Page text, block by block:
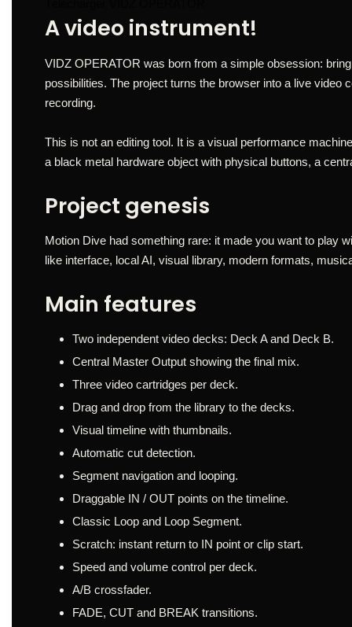
A video instrument!
VIDZ OPERATOR was born from a simple obsession:
possibilities. The project turns the browser into a live
recording.
This is not an editing tool. It is a visual performance
a black metal hardware object with physical buttons, a
Project genesis
Motion Dive had something rare: it made you want to play
like interface, local AI, visual library, modern formats,
Main features
Two independent video decks: Deck A and Deck B.
Central Master Output showing the final mix.
Three video cartridges per deck.
Drag and drop from the library to the decks.
Visual timeline with thumbnails.
Automatic cut detection.
Segment navigation and looping.
Draggable IN / OUT points on the timeline.
Classic Loop and Loop Segment.
Scratch: instant return to IN point or clip start.
Speed and volume control per deck.
A/B crossfader.
FADE, CUT and BREAK transitions.